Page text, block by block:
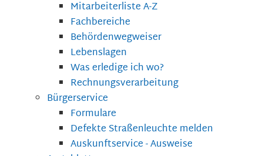
Mitarbeiterliste A-Z
Fachbereiche
Behördenwegweiser
Lebenslagen
Was erledige ich wo?
Rechnungsverarbeitung
Bürgerservice
Formulare
Defekte Straßenleuchte melden
Auskunftservice - Ausweise